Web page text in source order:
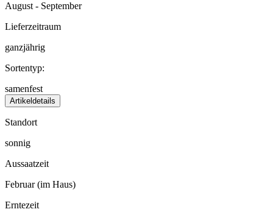
August - September
Lieferzeitraum
ganzjährig
Sortentyp:
samenfest
Artikeldetails
Standort
sonnig
Aussaatzeit
Februar (im Haus)
Erntezeit